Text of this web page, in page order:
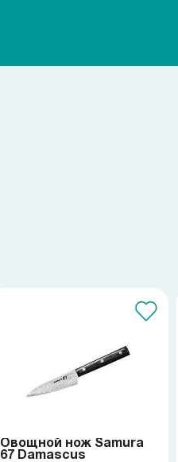
Овощной нож Samura
67 Damascus